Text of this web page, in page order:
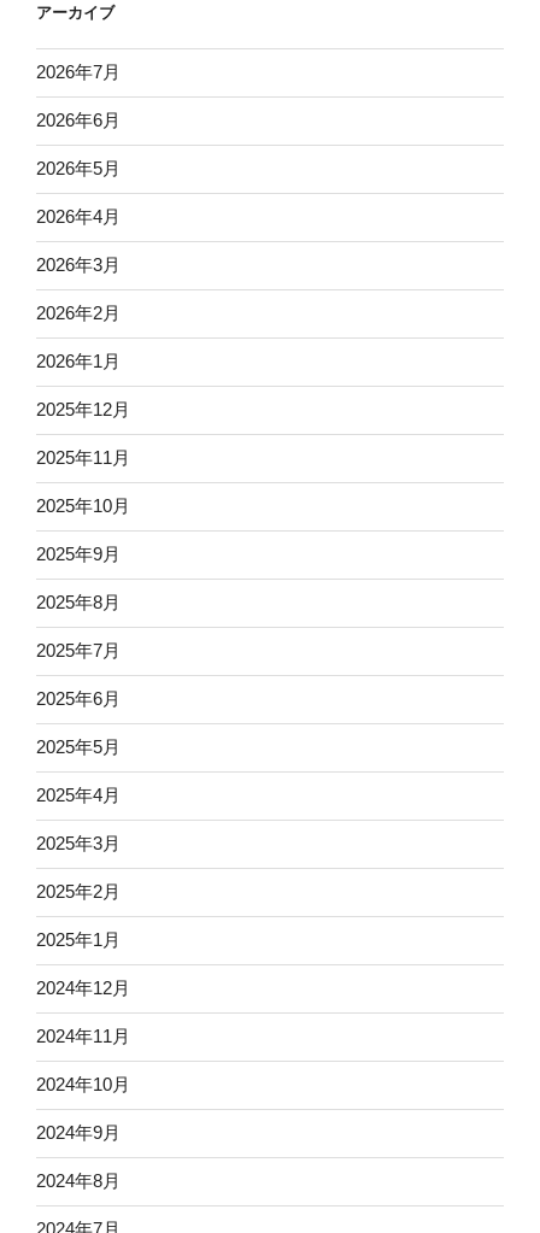
アーカイブ
2026年7月
2026年6月
2026年5月
2026年4月
2026年3月
2026年2月
2026年1月
2025年12月
2025年11月
2025年10月
2025年9月
2025年8月
2025年7月
2025年6月
2025年5月
2025年4月
2025年3月
2025年2月
2025年1月
2024年12月
2024年11月
2024年10月
2024年9月
2024年8月